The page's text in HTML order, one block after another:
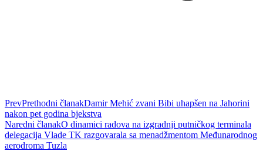
PrevPrethodni članakDamir Mehić zvani Bibi uhapšen na Jahorini
nakon pet godina bjekstva
Naredni članakO dinamici radova na izgradnji putničkog terminala
delegacija Vlade TK razgovarala sa menadžmentom Međunarodnog
aerodroma Tuzla